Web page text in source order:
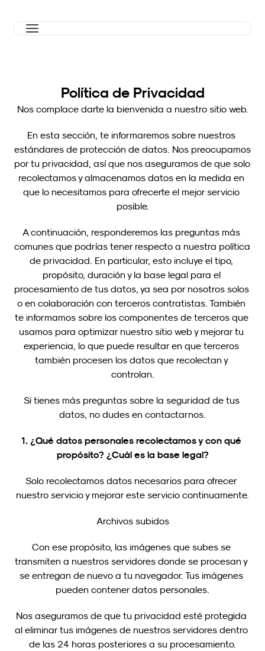
Política de Privacidad
Nos complace darte la bienvenida a nuestro sitio web.
En esta sección, te informaremos sobre nuestros
estándares de protección de datos. Nos preocupamos
por tu privacidad, así que nos aseguramos de que solo
recolectamos y almacenamos datos en la medida en
que lo necesitamos para ofrecerte el mejor servicio
posible.
A continuación, responderemos las preguntas más
comunes que podrías tener respecto a nuestra política
de privacidad. En particular, esto incluye el tipo,
propósito, duración y la base legal para el
procesamiento de tus datos, ya sea por nosotros solos
o en colaboración con terceros contratistas. También
te informamos sobre los componentes de terceros que
usamos para optimizar nuestro sitio web y mejorar tu
experiencia, lo que puede resultar en que terceros
también procesen los datos que recolectan y
controlan.
Si tienes más preguntas sobre la seguridad de tus
datos, no dudes en contactarnos.
1. ¿Qué datos personales recolectamos y con qué
propósito? ¿Cuál es la base legal?
Solo recolectamos datos necesarios para ofrecer
nuestro servicio y mejorar este servicio continuamente.
Archivos subidos
Con ese propósito, las imágenes que subes se
transmiten a nuestros servidores donde se procesan y
se entregan de nuevo a tu navegador. Tus imágenes
pueden contener datos personales.
Nos aseguramos de que tu privacidad esté protegida
al eliminar tus imágenes de nuestros servidores dentro
de las 24 horas posteriores a su procesamiento.